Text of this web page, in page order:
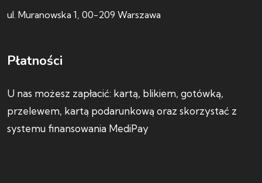
ul. Muranowska 1, 00-209 Warszawa
Płatności
U nas możesz zapłacić: kartą, blikiem, gotówką,
przelewem, kartą podarunkową oraz skorzystać z
systemu finansowania MediPay